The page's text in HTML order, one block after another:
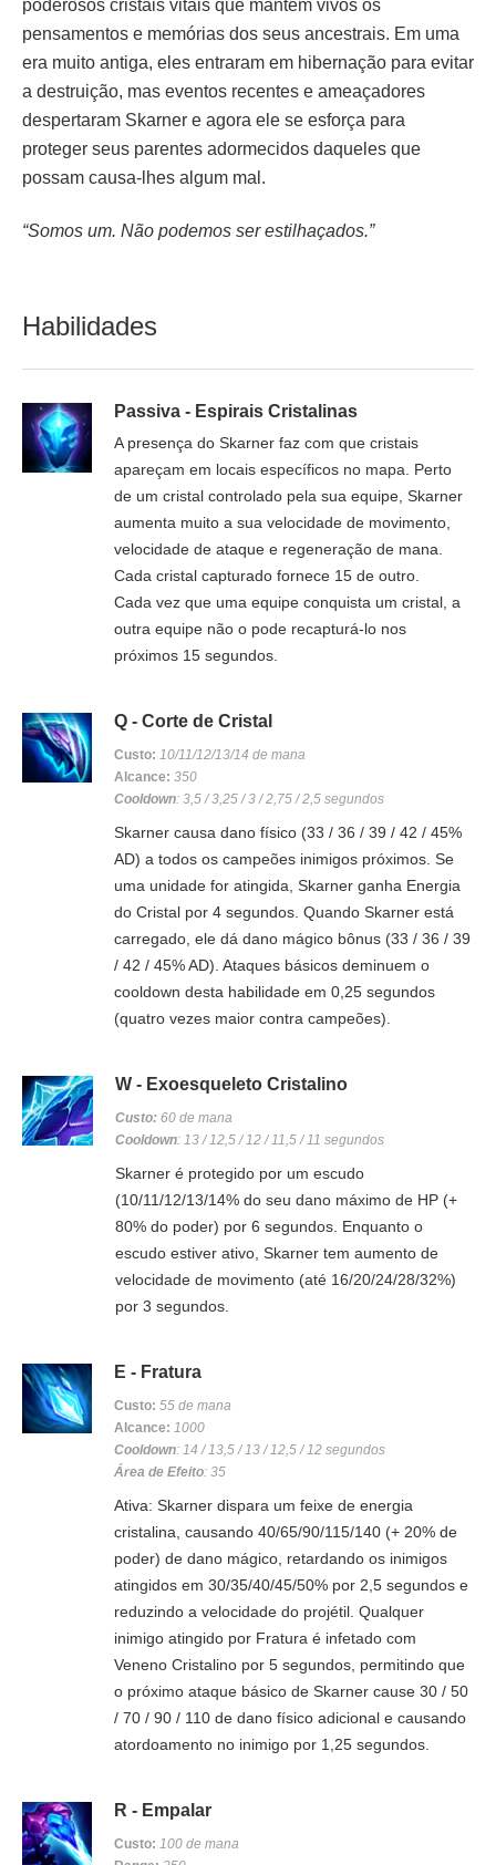
poderosos cristais vitais que mantém vivos os
pensamentos e memórias dos seus ancestrais. Em uma
era muito antiga, eles entraram em hibernação para evitar
a destruição, mas eventos recentes e ameaçadores
despertaram Skarner e agora ele se esforça para
proteger seus parentes adormecidos daqueles que
possam causa-lhes algum mal.
“Somos um. Não podemos ser estilhaçados.”
Habilidades
Passiva - Espirais Cristalinas
A presença do Skarner faz com que cristais
apareçam em locais específicos no mapa. Perto
de um cristal controlado pela sua equipe, Skarner
aumenta muito a sua velocidade de movimento,
velocidade de ataque e regeneração de mana.
Cada cristal capturado fornece 15 de outro.
Cada vez que uma equipe conquista um cristal, a
outra equipe não o pode recapturá-lo nos
próximos 15 segundos.
Q - Corte de Cristal
Custo:10/11/12/13/14 de mana
Alcance: 350
Cooldown: 3,5 / 3,25 / 3 / 2,75 / 2,5 segundos
Skarner causa dano físico (33 / 36 / 39 / 42 / 45%
AD) a todos os campeões inimigos próximos. Se
uma unidade for atingida, Skarner ganha Energia
do Cristal por 4 segundos. Quando Skarner está
carregado, ele dá dano mágico bônus (33 / 36 / 39
/ 42 / 45% AD). Ataques básicos deminuem o
cooldown desta habilidade em 0,25 segundos
(quatro vezes maior contra campeões).
W - Exoesqueleto Cristalino
Custo:60 de mana
Cooldown: 13 / 12,5 / 12 / 11,5 / 11 segundos
Skarner é protegido por um escudo
(10/11/12/13/14% do seu dano máximo de HP (+
80% do poder) por 6 segundos. Enquanto o
escudo estiver ativo, Skarner tem aumento de
velocidade de movimento (até 16/20/24/28/32%)
por 3 segundos.
E - Fratura
Custo:55 de mana
Alcance: 1000
Cooldown: 14 / 13,5 / 13 / 12,5 / 12 segundos
Área de Efeito: 35
Ativa: Skarner dispara um feixe de energia
cristalina, causando 40/65/90/115/140 (+ 20% de
poder) de dano mágico, retardando os inimigos
atingidos em 30/35/40/45/50% por 2,5 segundos e
reduzindo a velocidade do projétil. Qualquer
inimigo atingido por Fratura é infetado com
Veneno Cristalino por 5 segundos, permitindo que
o próximo ataque básico de Skarner cause 30 / 50
/ 70 / 90 / 110 de dano físico adicional e causando
atordoamento no inimigo por 1,25 segundos.
R - Empalar
Custo:100 de mana